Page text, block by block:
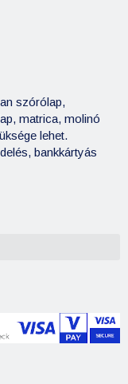
szórólap,
matrica, molinó
lehet.
bankkártyás